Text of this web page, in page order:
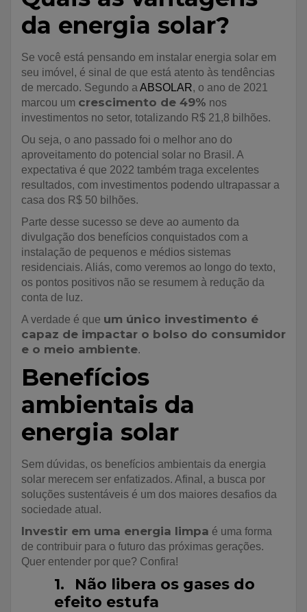
da energia solar?
Se você está pensando em instalar energia solar em
seu imóvel, é sinal de que está atento às tendências
de mercado. Segundo a ABSOLAR, o ano de 2021
marcou um crescimento de 49% nos
investimentos no setor, totalizando R$ 21,8 bilhões.
Ou seja, o ano passado foi o melhor ano do
aproveitamento do potencial solar no Brasil. A
expectativa é que 2022 também traga excelentes
resultados, com investimentos podendo ultrapassar a
casa dos R$ 50 bilhões.
Parte desse sucesso se deve ao aumento da
divulgação dos benefícios conquistados com a
instalação de pequenos e médios sistemas
residenciais. Aliás, como veremos ao longo do texto,
os pontos positivos não se resumem à redução da
conta de luz.
A verdade é que um único investimento é
capaz de impactar o bolso do consumidor
e o meio ambiente.
Benefícios
ambientais da
energia solar
Sem dúvidas, os benefícios ambientais da energia
solar merecem ser enfatizados. Afinal, a busca por
soluções sustentáveis é um dos maiores desafios da
sociedade atual.
Investir em uma energia limpa é uma forma
de contribuir para o futuro das próximas gerações.
Quer entender por que? Confira!
1.
Não libera os gases do
efeito estufa